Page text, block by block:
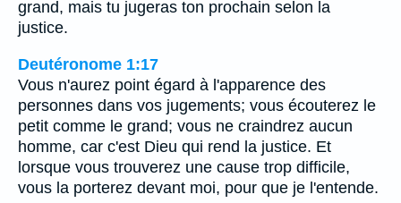
grand, mais tu jugeras ton prochain selon la
justice.
Deutéronome 1:17
Vous n'aurez point égard à l'apparence des
personnes dans vos jugements; vous écouterez le
petit comme le grand; vous ne craindrez aucun
homme, car c'est Dieu qui rend la justice. Et
lorsque vous trouverez une cause trop difficile,
vous la porterez devant moi, pour que je l'entende.